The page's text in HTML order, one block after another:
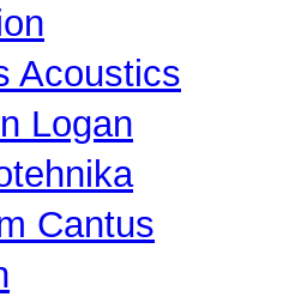
Acoustics
Logan
Cantus